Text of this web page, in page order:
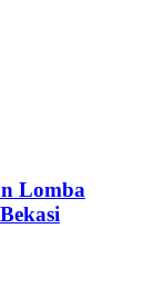
Lomba